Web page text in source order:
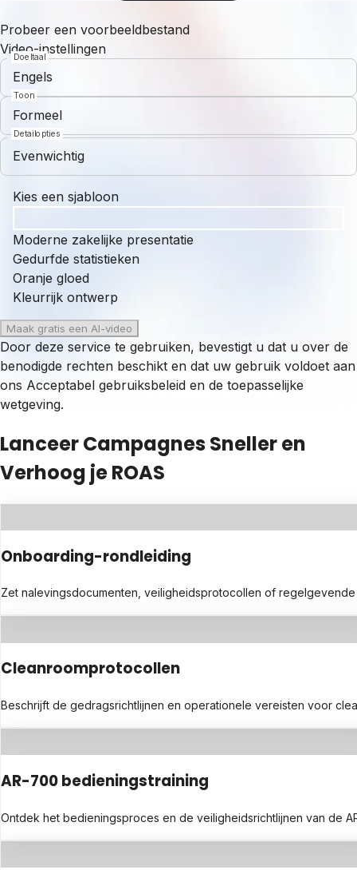
Probeer een voorbeeldbestand
Video-instellingen
Doeltaal
Engels
Toon
Formeel
Detailopties
Evenwichtig
Kies een sjabloon
Moderne zakelijke presentatie
Gedurfde statistieken
Oranje gloed
Kleurrijk ontwerp
Maak gratis een AI-video
Door deze service te gebruiken, bevestigt u dat u over de
benodigde rechten beschikt en dat uw gebruik voldoet aan
ons Acceptabel gebruiksbeleid en de toepasselijke
wetgeving.
Lanceer Campagnes Sneller en
Verhoog je ROAS
Onboarding-rondleiding
Zet nalevingsdocumenten, veiligheidsprotocollen of
Cleanroomprotocollen
Beschrijft de gedragsrichtlijnen en operationele vereisten voor
AR-700 bedieningstraining
Ontdek het bedieningsproces en de veiligheidsrichtlijnen van de